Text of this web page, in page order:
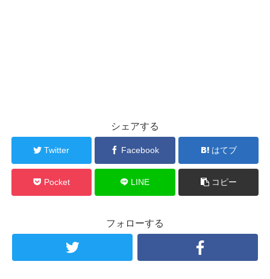
シェアする
Twitter Facebook はてブ
Pocket LINE コピー
フォローする